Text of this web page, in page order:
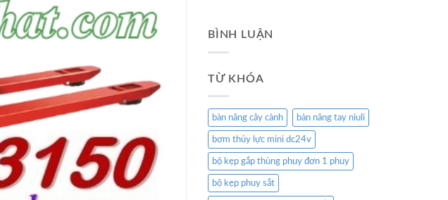
BÌNH LUẬN
TỪ KHÓA
bàn nâng cây cành bàn nâng tay niuli
bơm thủy lực mini dc24v
bộ kẹp gắp thùng phuy đơn 1 phuy
bộ kẹp phuy sắt